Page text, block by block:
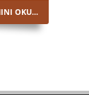
OKU...